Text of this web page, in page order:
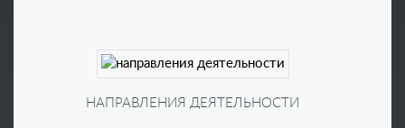
НАПРАВЛЕНИЯ ДЕЯТЕЛЬНОСТИ
Дополнительные испытания
радиационной стойкости